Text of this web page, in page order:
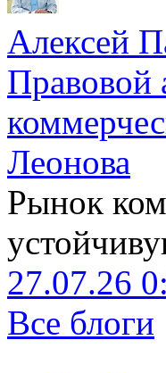
Алексей
Правовой
Леонова
Рынок
27.07.26
Все блоги